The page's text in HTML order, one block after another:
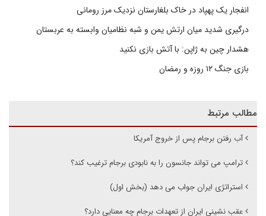
انفجار یک پهپاد در خاک بلغارستان نزدیک مرز رومانی
درگیری شدید میان ارتش یمن و شبه نظامیان وابسته به عربستان
هشدار چین به ژاپن: با آتش بازی نکنید
بازی جنگ ۱۲ روزه و رمضان
مطالب مرتبط
آب رفتن برجام پس از خروج آمریکا
ترامپ می تواند جانسون را به نابودی برجام ترغیب کند؟
استراتژی ایران جواب می دهد (بخش اول)
عقب نشینی ایران از تعهدات برجام چه معنایی دارد؟